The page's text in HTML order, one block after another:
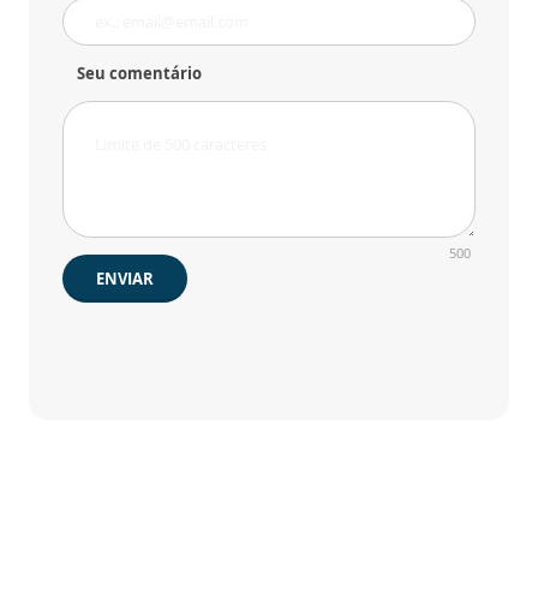
Seu comentário
500
ENVIAR